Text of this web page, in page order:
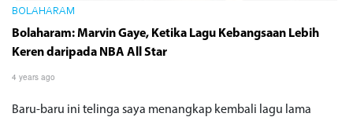
BOLAHARAM
Bolaharam: Marvin Gaye, Ketika Lagu Kebangsaan Lebih
Keren daripada NBA All Star
4 years ago
Baru-baru ini telinga saya menangkap kembali lagu lama